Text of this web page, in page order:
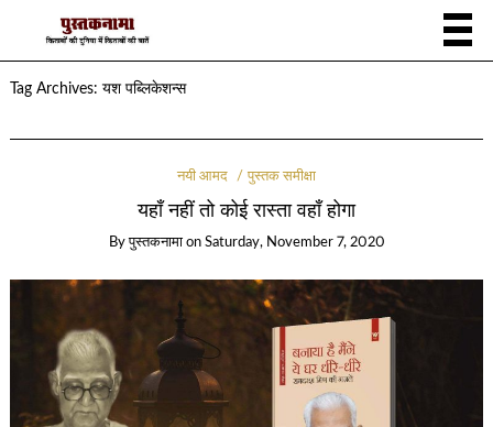
Tag Archives: यश पब्लिकेशन्स
नयी आमद पुस्तक समीक्षा
यहाँ नहीं तो कोई रास्ता वहाँ होगा
Byपुस्तकनामा on Saturday, November 7, 2020